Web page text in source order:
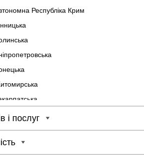
Республіка Крим
Франківська
і послуг